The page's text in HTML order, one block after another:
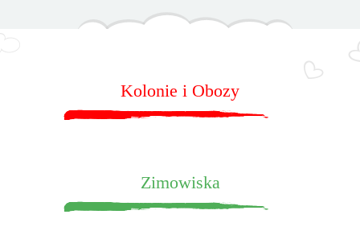
Kolonie i Obozy
Zimowiska